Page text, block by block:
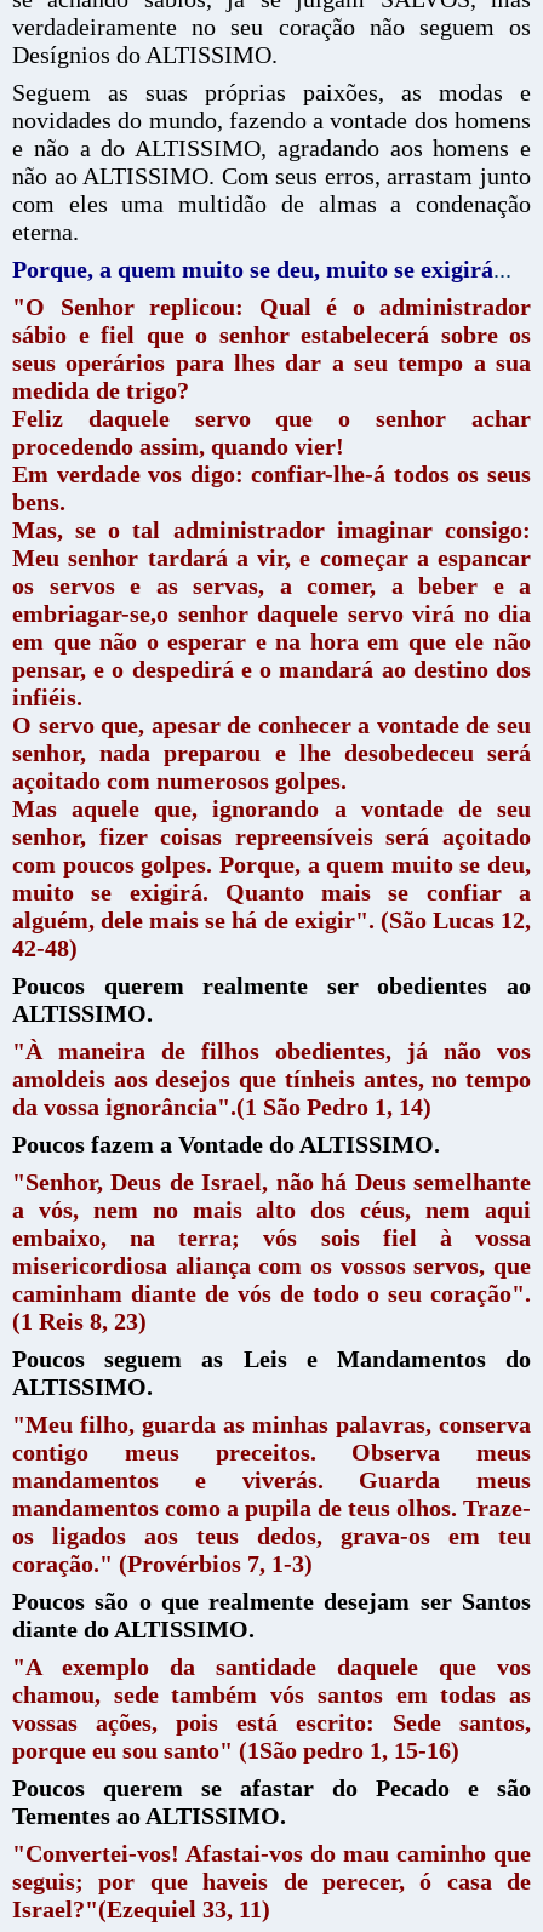
verdadeiramente no seu coração não seguem os
Desígnios do ALTISSIMO.
Seguem as suas próprias paixões, as modas e
novidades do mundo, fazendo a vontade dos homens
e não a do ALTISSIMO, agradando aos homens e
não ao ALTISSIMO. Com seus erros, arrastam junto
com eles uma multidão de almas a condenação
eterna.
Porque, a quem muito se deu, muito se exigirá...
"O Senhor replicou: Qual é o administrador
sábio e fiel que o senhor estabelecerá sobre os
seus operários para lhes dar a seu tempo a sua
medida de trigo?
Feliz daquele servo que o senhor achar
procedendo assim, quando vier!
Em verdade vos digo: confiar-lhe-á todos os seus
bens.
Mas, se o tal administrador imaginar consigo:
Meu senhor tardará a vir, e começar a espancar
os servos e as servas, a comer, a beber e a
embriagar-se,o senhor daquele servo virá no dia
em que não o esperar e na hora em que ele não
pensar, e o despedirá e o mandará ao destino dos
infiéis.
O servo que, apesar de conhecer a vontade de seu
senhor, nada preparou e lhe desobedeceu será
açoitado com numerosos golpes.
Mas aquele que, ignorando a vontade de seu
senhor, fizer coisas repreensíveis será açoitado
com poucos golpes. Porque, a quem muito se deu,
muito se exigirá. Quanto mais se confiar a
alguém, dele mais se há de exigir". (São Lucas 12,
42-48)
Poucos querem realmente ser obedientes ao
ALTISSIMO.
"À maneira de filhos obedientes, já não vos
amoldeis aos desejos que tínheis antes, no tempo
da vossa ignorância".(1 São Pedro 1, 14)
Poucos fazem a Vontade do ALTISSIMO.
"Senhor, Deus de Israel, não há Deus semelhante
a vós, nem no mais alto dos céus, nem aqui
embaixo, na terra; vós sois fiel à vossa
misericordiosa aliança com os vossos servos, que
caminham diante de vós de todo o seu coração".
(1 Reis 8, 23)
Poucos seguem as Leis e Mandamentos do
ALTISSIMO.
"Meu filho, guarda as minhas palavras, conserva
contigo meus preceitos. Observa meus
mandamentos e viverás. Guarda meus
mandamentos como a pupila de teus olhos. Traze-
os ligados aos teus dedos, grava-os em teu
coração." (Provérbios 7, 1-3)
Poucos são o que realmente desejam ser Santos
diante do ALTISSIMO.
"A exemplo da santidade daquele que vos
chamou, sede também vós santos em todas as
vossas ações, pois está escrito: Sede santos,
porque eu sou santo" (1São pedro 1, 15-16)
Poucos querem se afastar do Pecado e são
Tementes ao ALTISSIMO.
"Convertei-vos! Afastai-vos do mau caminho que
seguis; por que haveis de perecer, ó casa de
Israel?"(Ezequiel 33, 11)